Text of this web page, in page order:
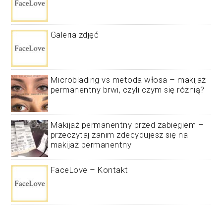
Galeria zdjęć
Microblading vs metoda włosa – makijaż
permanentny brwi, czyli czym się różnią?
Makijaż permanentny przed zabiegiem –
przeczytaj zanim zdecydujesz się na
makijaż permanentny
FaceLove – Kontakt